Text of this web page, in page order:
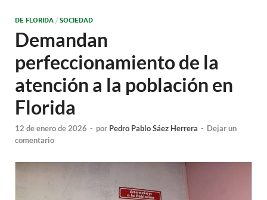
DE FLORIDA / SOCIEDAD
Demandan
perfeccionamiento de la
atención a la población en
Florida
12 de enero de 2026 - por Pedro Pablo Sáez Herrera - Dejar un
comentario